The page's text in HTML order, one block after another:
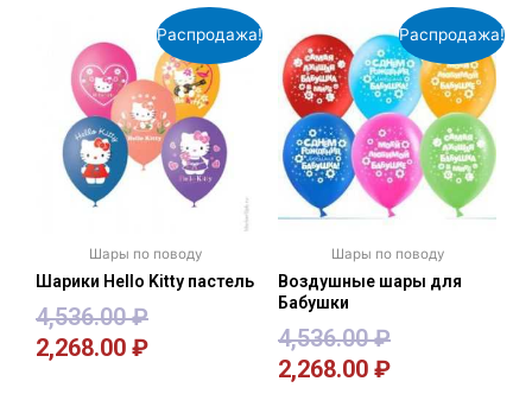
Распродажа!
Шары по поводу
Шарики Hello Kitty пастель
4,536.00₽
2,268.00 ₽
Распродажа!
Шары по поводу
Воздушные шары для
Бабушки
4,536.00₽
2,268.00 ₽